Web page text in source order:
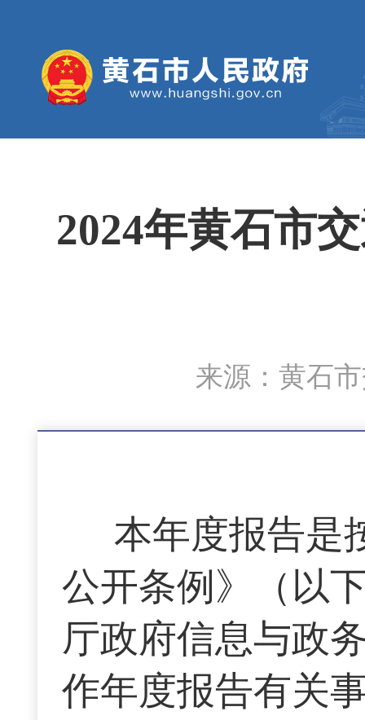
2024年黄石市
来源：黄石
本年度报告是
公开条例》（以
厅政府信息与政
作年度报告有关